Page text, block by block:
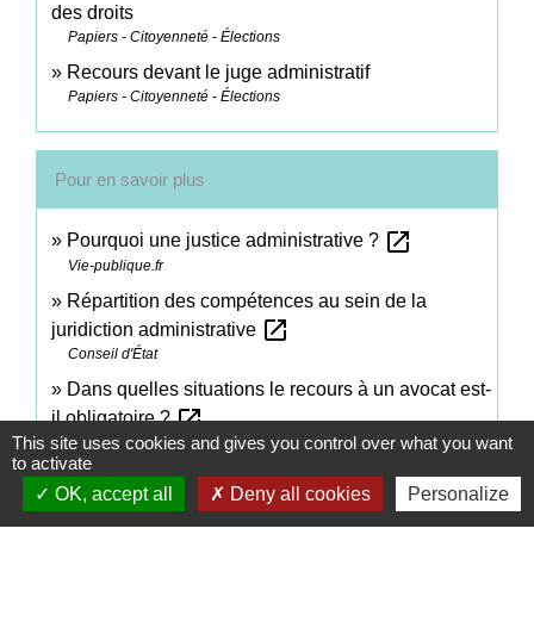
des droits
Papiers - Citoyenneté - Élections
Recours devant le juge administratif
Papiers - Citoyenneté - Élections
Pour en savoir plus
Pourquoi une justice administrative ? open_in_new
Vie-publique.fr
Répartition des compétences au sein de la
juridiction administrative open_in_new
Conseil d'État
Dans quelles situations le recours à un avocat est-
il obligatoire ?open_in_new
Conseil d'État
Les derniers arrêts du Tribunal des conflitsopen_in_new
Tribunal des conflits
This site uses cookies and gives you control over what you want
to activate
OK, accept all
Deny all cookies Personalize